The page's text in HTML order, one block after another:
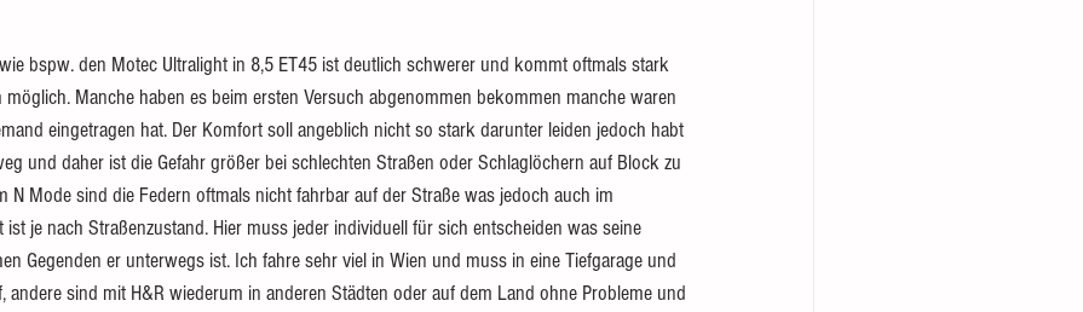
bspw. den Motec Ultralight in 8,5 ET45 ist deutlich schwerer und kommt oftmals stark
Manche haben es beim ersten Versuch abgenommen bekommen manche waren
eingetragen hat. Der Komfort soll angeblich nicht so stark darunter leiden jedoch habt
und daher ist die Gefahr größer bei schlechten Straßen oder Schlaglöchern auf Block zu
N Mode sind die Federn oftmals nicht fahrbar auf der Straße was jedoch auch im
ist je nach Straßenzustand. Hier muss jeder individuell für sich entscheiden was seine
Gegenden er unterwegs ist. Ich fahre sehr viel in Wien und muss in eine Tiefgarage und
andere sind mit H&R wiederum in anderen Städten oder auf dem Land ohne Probleme und